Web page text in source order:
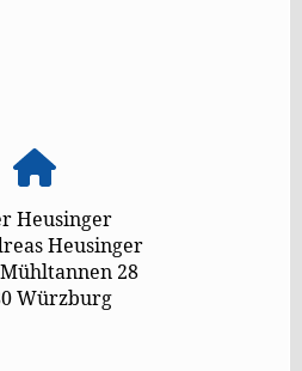
Heusinger
Heusinger
28
Würzburg